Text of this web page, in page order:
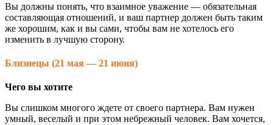
Вы должны понять, что взаимное уважение — обязательная
составляющая отношений, и ваш партнер должен быть таким
же хорошим, как и вы сами, чтобы вам не хотелось его
изменить в лучшую сторону.
Близнецы (21 мая — 21 июня)
Чего вы хотите
Вы слишком многого ждете от своего партнера. Вам нужен
умный, веселый и при этом небрежный человек. Вам хочется,